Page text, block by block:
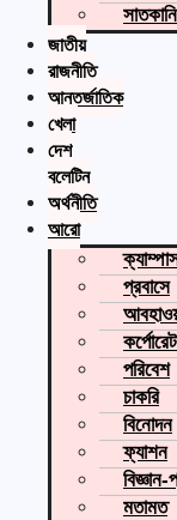
জাতীয়
রাজনীতি
আন্তর্জাতিক
খেলা
দেশ
বুলেটিন
অর্থনীতি
আরো
প্রবাসে
পরিবেশ
চাকরি
বিনোদন
ফ্যাশন
মতামত